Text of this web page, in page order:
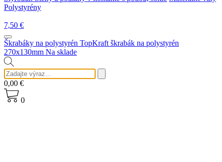
Polystyrény
7,50 €
Škrabáky na polystyrén TopKraft škrabák na polystyrén
270x130mm Na sklade
0,00 €
0